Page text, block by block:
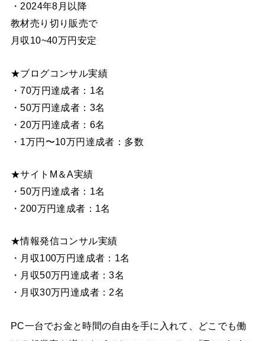
・2024年8月以降
教材売り切り販売で
月収10~40万円安定
★ブログコンサル実績
・70万円達成者：1名
・50万円達成者：3名
・20万円達成者：6名
・1万円〜10万円達成者：多数
★サイトM＆A実績
・50万円達成者：1名
・200万円達成者：1名
★情報発信コンサル実績
・月収100万円達成者：1名
・月収50万円達成者：3名
・月収30万円達成者：2名
PC一台でお金と時間の自由を手に入れて、どこでも働